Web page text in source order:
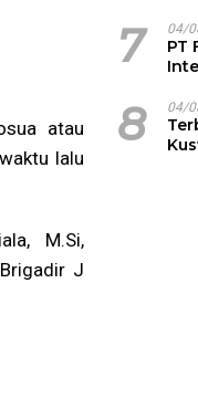
atau
lalu
M.Si,
J
7 04/
PT
8 04/